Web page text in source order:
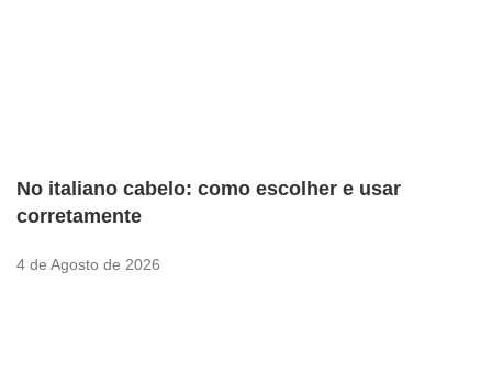
No italiano cabelo: como escolher e usar
corretamente
4 de Agosto de 2026